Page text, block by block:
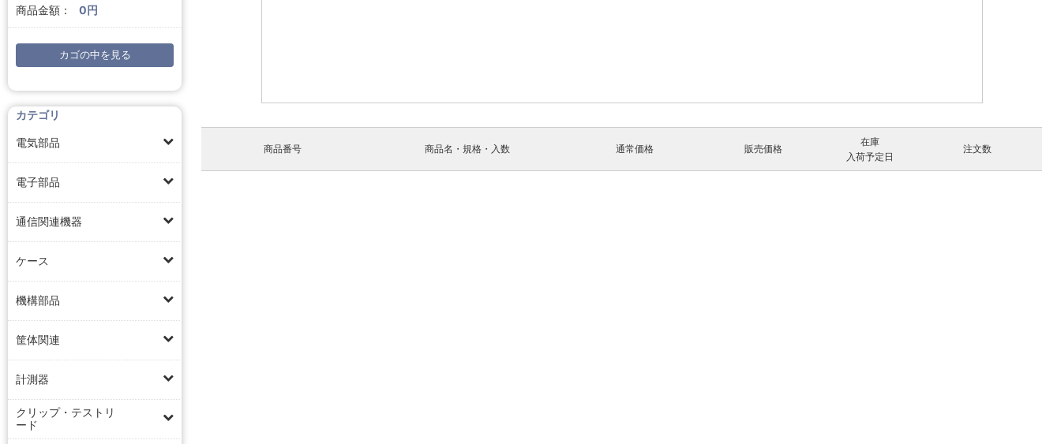
商品金額：
0円
カゴの中を見る
カテゴリ
電気部品
電子部品
通信関連機器
ケース
機構部品
筐体関連
計測器
クリップ・テストリ
ード
商品番号 商品名・規格・入数 通常価格 販売価格
在庫
入荷予定日
注文数